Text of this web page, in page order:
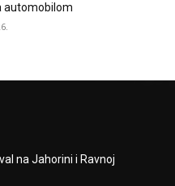
automobilom
na Jahorini i Ravnoj